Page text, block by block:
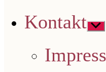
Kontakt